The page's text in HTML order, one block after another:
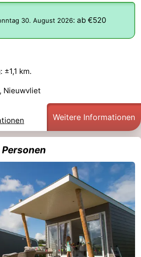
30. August 2026: ab €520
: ±1,1 km.
Nieuwvliet
Weitere Informationen